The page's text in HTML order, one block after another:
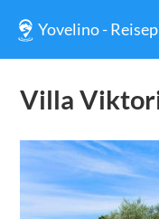
Yovelino -
Villa